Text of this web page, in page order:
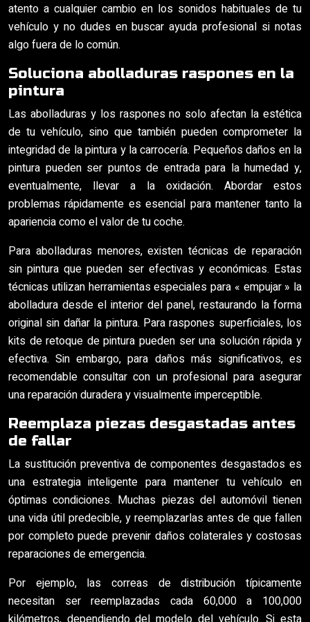
atento a cualquier cambio en los sonidos habituales de tu
vehículo y no dudes en buscar ayuda profesional si notas
algo fuera de lo común.
Soluciona abolladuras raspones en la
pintura
Las abolladuras y los raspones no solo afectan la estética
de tu vehículo, sino que también pueden comprometer la
integridad de la pintura y la carrocería. Pequeños daños en la
pintura pueden ser puntos de entrada para la humedad y,
eventualmente, llevar a la oxidación. Abordar estos
problemas rápidamente es esencial para mantener tanto la
apariencia como el valor de tu coche.
Para abolladuras menores, existen técnicas de reparación
sin pintura que pueden ser efectivas y económicas. Estas
técnicas utilizan herramientas especiales para « empujar » la
abolladura desde el interior del panel, restaurando la forma
original sin dañar la pintura. Para raspones superficiales, los
kits de retoque de pintura pueden ser una solución rápida y
efectiva. Sin embargo, para daños más significativos, es
recomendable consultar con un profesional para asegurar
una reparación duradera y visualmente imperceptible.
Reemplaza piezas desgastadas antes
de fallar
La sustitución preventiva de componentes desgastados es
una estrategia inteligente para mantener tu vehículo en
óptimas condiciones. Muchas piezas del automóvil tienen
una vida útil predecible, y reemplazarlas antes de que fallen
por completo puede prevenir daños colaterales y costosas
reparaciones de emergencia.
Por ejemplo, las correas de distribución típicamente
necesitan ser reemplazadas cada 60,000 a 100,000